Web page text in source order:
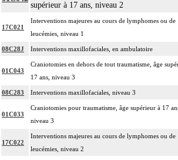
supérieur à 17 ans, niveau 2
17C021
Interventions majeures au cours de lymphomes ou de
leucémies, niveau 1
08C28J Interventions maxillofaciales, en ambulatoire
01C043
Craniotomies en dehors de tout traumatisme, âge
17 ans, niveau 3
08C283 Interventions maxillofaciales, niveau 3
01C033
Craniotomies pour traumatisme, âge supérieur à 17
niveau 3
17C022
Interventions majeures au cours de lymphomes ou de
leucémies, niveau 2